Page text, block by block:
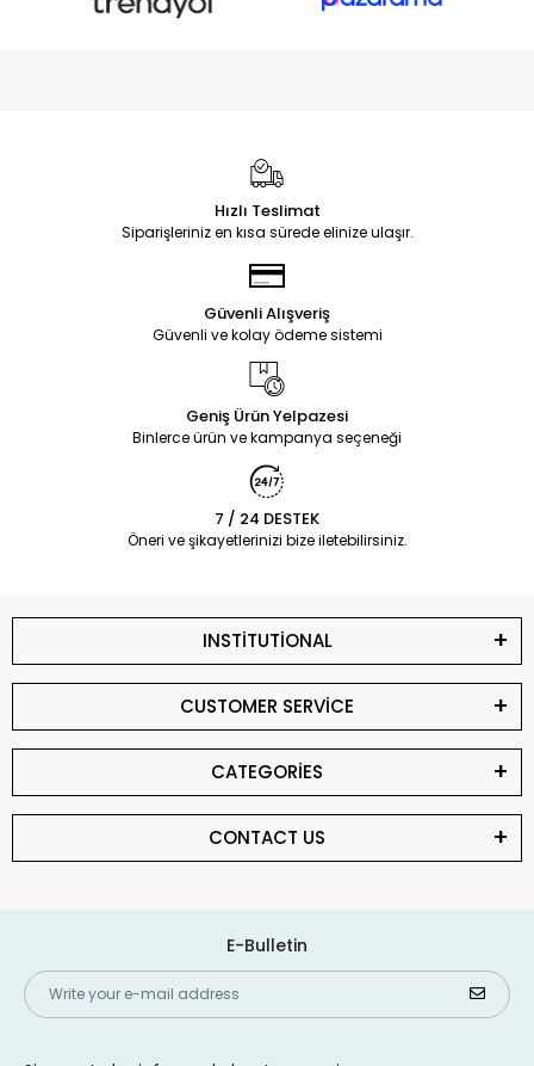
Hızlı Teslimat
Siparişleriniz en kısa sürede elinize ulaşır.
Güvenli Alışveriş
Güvenli ve kolay ödeme sistemi
Geniş Ürün Yelpazesi
Binlerce ürün ve kampanya seçeneği
7 / 24 DESTEK
Öneri ve şikayetlerinizi bize iletebilirsiniz.
INSTİTUTİONAL
CUSTOMER SERVİCE
CATEGORİES
CONTACT US
E-Bulletin